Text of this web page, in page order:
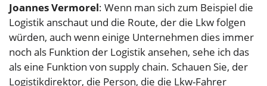
Joannes Vermorel: Wenn man sich zum Beispiel die
Logistik anschaut und die Route, der die Lkw folgen
würden, auch wenn einige Unternehmen dies immer
noch als Funktion der Logistik ansehen, sehe ich das
als eine Funktion von supply chain. Schauen Sie, der
Logistikdirektor, die Person, die die Lkw-Fahrer